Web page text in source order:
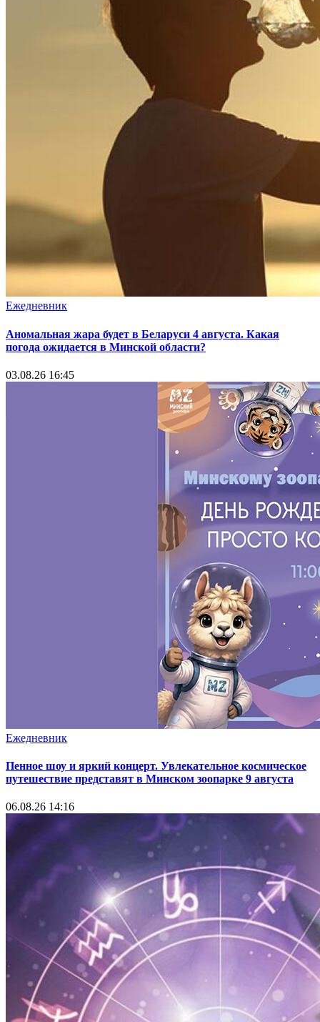
Ежедневник
Аномальная жара будет в Беларуси 4 августа. Какая
погода ожидается в Минской области?
03.08.26 16:45
Ежедневник
Пенное шоу и яркий концерт. Увлекательное космическое
путешествие представят в Минском зоопарке 9 августа
06.08.26 14:16